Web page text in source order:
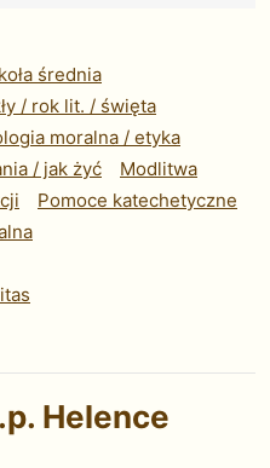
średnia
/ rok lit. / święta
moralna / etyka
/ jak żyć
Modlitwa
Pomoce katechetyczne
Helence